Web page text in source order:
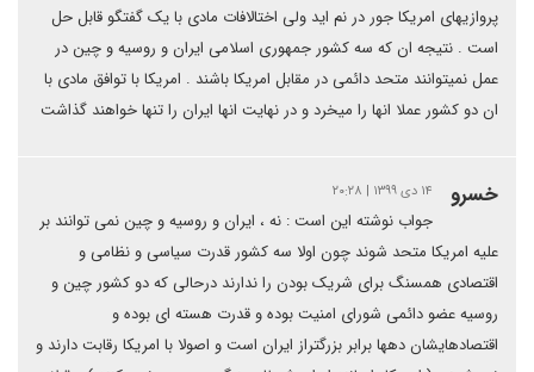
پروازیهای امریکا جور در نم اید ولی اختالافات مادی با یک گفتگو قابل حل
است . نتیجه ان که سه کشور جمهوری اسلامی ایران و روسیه و چین در
عمل نمیتوانند متحد دائمی در مقابل امریکا باشند . امریکا با توافق مادی با
ان دو کشور عملا انها را میخرد و در نهایت انها ایران را تنها خواهند گذاشت
خسرو ۱۴ دی ۱۳۹۹ | ۲۰:۲۸
جواب نوشته این است : نه ، ایران و روسیه و چین نمی توانند بر
علیه امریکا متحد شوند چون اولا سه کشور قدرت سیاسی و نظامی و
اقتصادی همسنگ برای شریک بودن را ندارند درحالی که دو کشور چین و
روسیه عضو دائمی شورای امنیت بوده و قدرت هسته ای بوده و
اقتصادهایشان دهها برابر بزرگتراز ایران است و اصولا با امریکا رقابت دارند و